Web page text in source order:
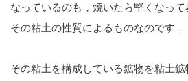
なっているのも，焼いたら堅くなって
その粘土の性質によるものなのです．
その粘土を構成している鉱物を粘土